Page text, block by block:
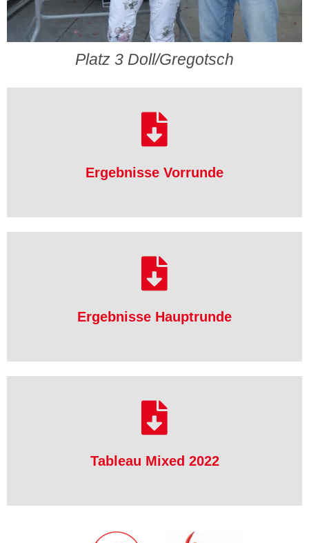
Platz 3 Doll/Gregotsch
Ergebnisse Vorrunde
Ergebnisse Vorrunde
herunterladen
Ergebnisse Hauptrunde
Ergebnisse Hauptrunde
herunterladen
Tableau Mixed 2022
Tableau Mixed 2022
herunterladen